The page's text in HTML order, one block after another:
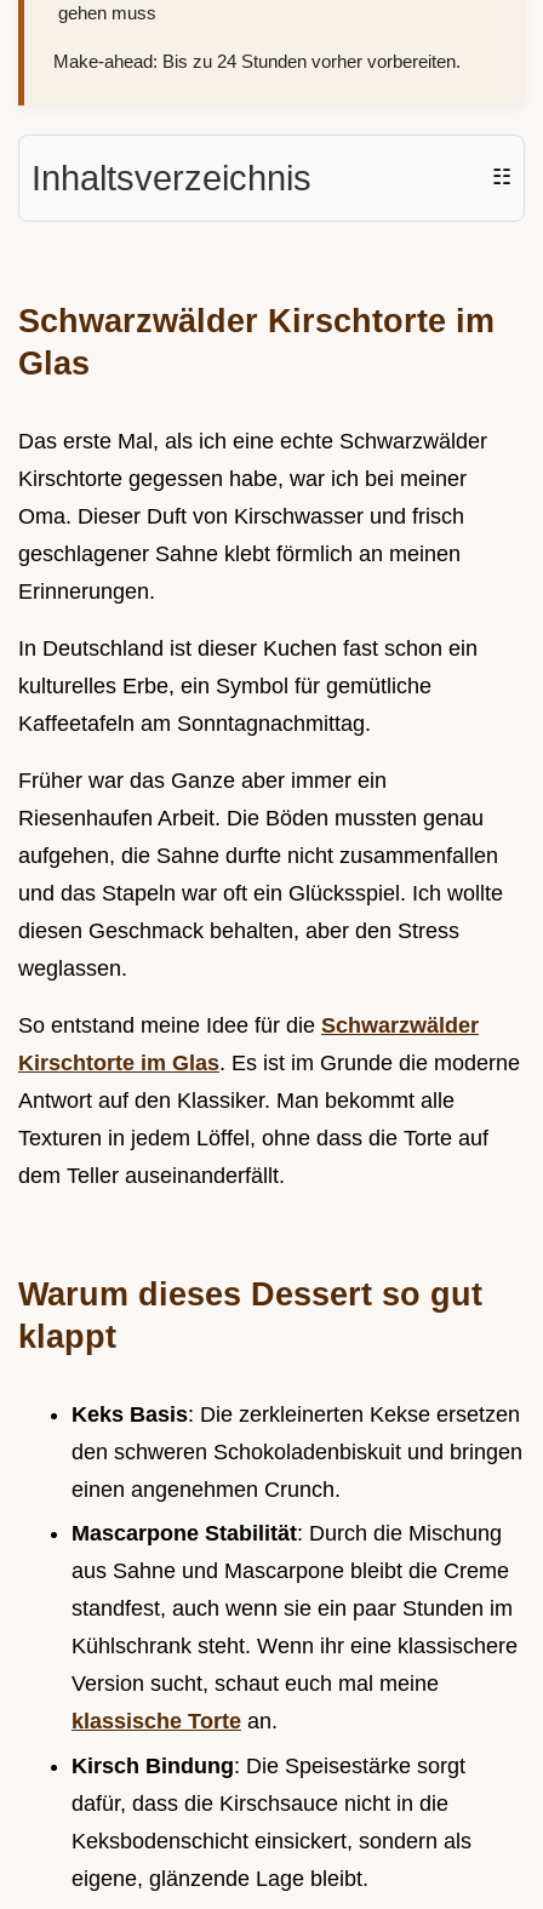
gehen muss
Make-ahead: Bis zu 24 Stunden vorher vorbereiten.
Inhaltsverzeichnis ☷
Schwarzwälder Kirschtorte im
Glas
Das erste Mal, als ich eine echte Schwarzwälder
Kirschtorte gegessen habe, war ich bei meiner
Oma. Dieser Duft von Kirschwasser und frisch
geschlagener Sahne klebt förmlich an meinen
Erinnerungen.
In Deutschland ist dieser Kuchen fast schon ein
kulturelles Erbe, ein Symbol für gemütliche
Kaffeetafeln am Sonntagnachmittag.
Früher war das Ganze aber immer ein
Riesenhaufen Arbeit. Die Böden mussten genau
aufgehen, die Sahne durfte nicht zusammenfallen
und das Stapeln war oft ein Glücksspiel. Ich wollte
diesen Geschmack behalten, aber den Stress
weglassen.
So entstand meine Idee für die Schwarzwälder
Kirschtorte im Glas. Es ist im Grunde die moderne
Antwort auf den Klassiker. Man bekommt alle
Texturen in jedem Löffel, ohne dass die Torte auf
dem Teller auseinanderfällt.
Warum dieses Dessert so gut
klappt
Keks Basis: Die zerkleinerten Kekse ersetzen
den schweren Schokoladenbiskuit und bringen
einen angenehmen Crunch.
Mascarpone Stabilität: Durch die Mischung
aus Sahne und Mascarpone bleibt die Creme
standfest, auch wenn sie ein paar Stunden im
Kühlschrank steht. Wenn ihr eine klassischere
Version sucht, schaut euch mal meine
klassische Torte an.
Kirsch Bindung: Die Speisestärke sorgt
dafür, dass die Kirschsauce nicht in die
Keksbodenschicht einsickert, sondern als
eigene, glänzende Lage bleibt.